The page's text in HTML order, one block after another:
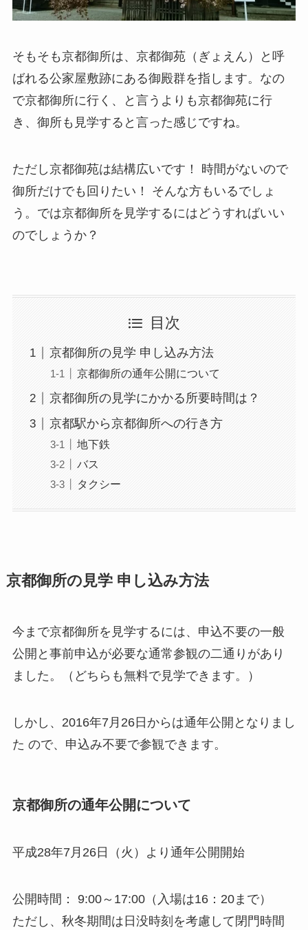
そもそも京都御所は、京都御苑（ぎょえん）と呼
ばれる公家屋敷跡にある御殿群を指します。なの
で京都御所に行く、と言うよりも京都御苑に行
き、御所も見学すると言った感じですね。
ただし京都御苑は結構広いです！ 時間がないので
御所だけでも回りたい！ そんな方もいるでしょ
う。では京都御所を見学するにはどうすればいい
のでしょうか？
目次
京都御所の見学 申し込み方法
京都御所の通年公開について
京都御所の見学にかかる所要時間は？
京都駅から京都御所への行き方
地下鉄
バス
タクシー
京都御所の見学 申し込み方法
今まで京都御所を見学するには、申込不要の一般
公開と事前申込が必要な通常参観の二通りがあり
ました。（どちらも無料で見学できます。）
しかし、2016年7月26日からは通年公開 となりまし
た ので、 申込み不要で参観できます。
京都御所の通年公開について
平成28年7月26日（火）より通年公開開始
公開時間 ： 9:00～17:00（入場は16：20まで）
ただし、秋冬期間は日没時刻を考慮して閉門時間